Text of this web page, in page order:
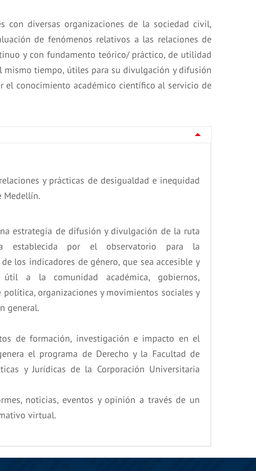
con diversas organizaciones de la sociedad civil,
de fenómenos relativos a las relaciones de
y con fundamento teórico/ práctico, de utilidad
mismo tiempo, útiles para su divulgación y difusión
el conocimiento académico científico al servicio de
y prácticas de desigualdad e inequidad
Medellín.
estrategia de difusión y divulgación de la ruta
establecida por el observatorio para la
los indicadores de género, que sea accesible y
útil a la comunidad académica, gobiernos,
política, organizaciones y movimientos sociales y
general.
de formación, investigación e impacto en el
el programa de Derecho y la Facultad de
y Jurídicas de la Corporación Universitaria
noticias, eventos y opinión a través de un
virtual.